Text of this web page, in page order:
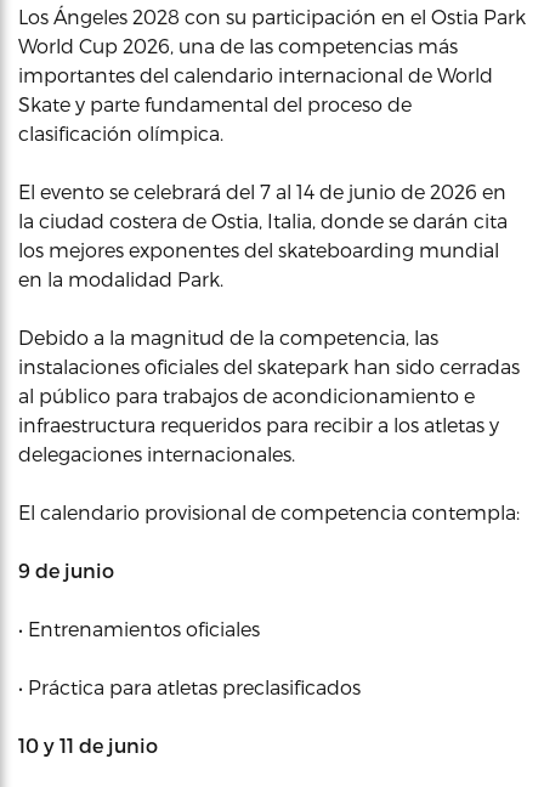
Los Ángeles 2028 con su participación en el Ostia Park
World Cup 2026, una de las competencias más
importantes del calendario internacional de World
Skate y parte fundamental del proceso de
clasificación olímpica.
El evento se celebrará del 7 al 14 de junio de 2026 en
la ciudad costera de Ostia, Italia, donde se darán cita
los mejores exponentes del skateboarding mundial
en la modalidad Park.
Debido a la magnitud de la competencia, las
instalaciones oficiales del skatepark han sido cerradas
al público para trabajos de acondicionamiento e
infraestructura requeridos para recibir a los atletas y
delegaciones internacionales.
El calendario provisional de competencia contempla:
9 de junio
• Entrenamientos oficiales
• Práctica para atletas preclasificados
10 y 11 de junio